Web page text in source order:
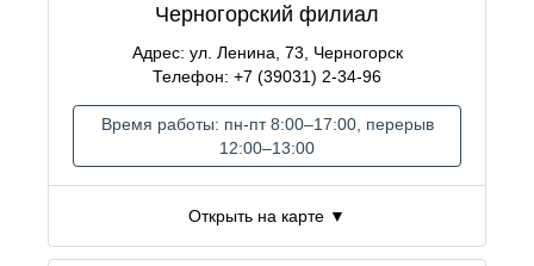
Открыть на карте ▼
Черногорский филиал
Адрес: ул. Ленина, 73, Черногорск
Телефон: +7 (39031) 2-34-96
Время работы: пн-пт 8:00–17:00, перерыв
12:00–13:00